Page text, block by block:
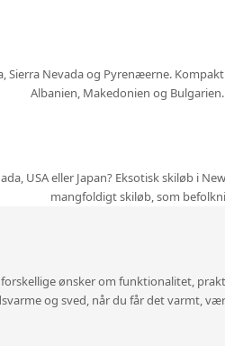
Sierra Nevada og Pyrenæerne.
Albanien, Makedonien og
USA eller Japan? Eksotisk skiløb i
mangfoldigt skiløb, som
ønsker om funktionalitet,
og sved, når du får det varmt,